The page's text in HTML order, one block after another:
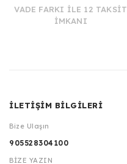
VADE FARKI İLE 12 TAKSİT
İMKANI
İLETİŞİM BİLGİLERİ
Bize Ulaşın
905528304100
BİZE YAZIN